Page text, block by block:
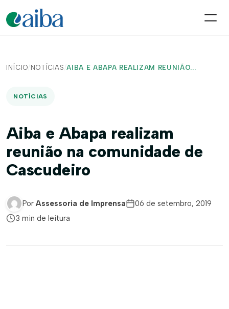
INÍCIO/ NOTÍCIAS /AIBA E ABAPA REALIZAM REUNIÃO...
NOTÍCIAS
Aiba e Abapa realizam
reunião na comunidade de
Cascudeiro
Por Assessoria de Imprensa
06 de setembro, 2019
3 min de leitura